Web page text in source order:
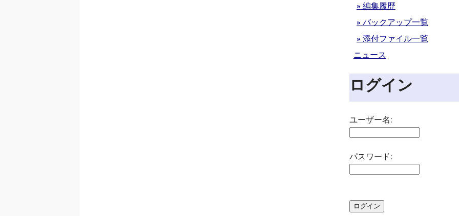
» 編集履歴
» バックアップ一覧
» 添付ファイル一覧
ニュース
ログイン
ユーザー名:
パスワード: